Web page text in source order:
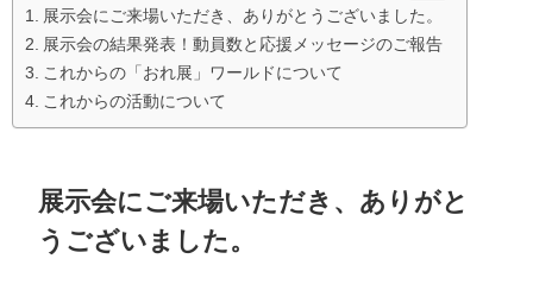
展示会にご来場いただき、ありがとうございました。
展示会の結果発表！動員数と応援メッセージのご報告
これからの「おれ展」ワールドについて
これからの活動について
展示会にご来場いただき、ありがと
うございました。